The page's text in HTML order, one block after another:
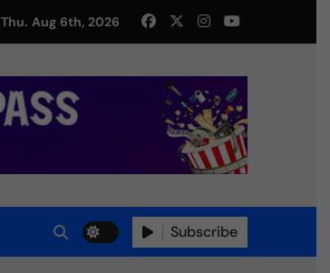
Thu. Aug 6th, 2026
Subscribe